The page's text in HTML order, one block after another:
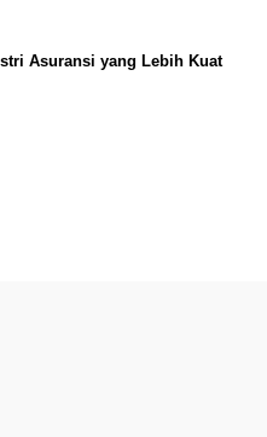
Asuransi yang Lebih Kuat